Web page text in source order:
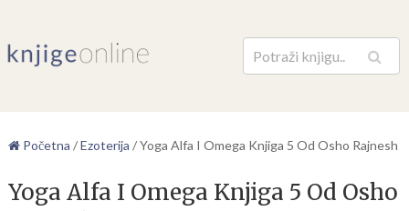
Pretraga
Početna /Ezoterija /Yoga Alfa I Omega Knjiga 5 Od Osho Rajnesh
Yoga Alfa I Omega Knjiga 5 Od Osho